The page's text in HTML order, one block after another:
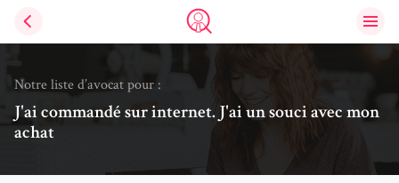
Trouve un avocat
Notre liste d’avocat pour :
J'ai commandé sur internet. J'ai un souci avec mon
achat